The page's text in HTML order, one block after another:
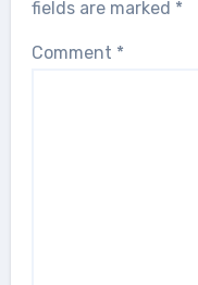
fields are marked *
Comment *